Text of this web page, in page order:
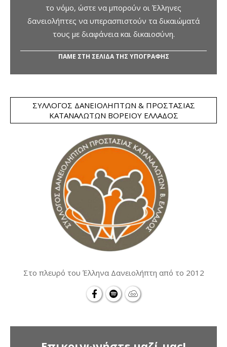
το νόμο, ώστε να μπορούν οι Έλληνες
δανειολήπτες να υπερασπιστούν τα δικαιώματά
τους με διαφάνεια και δικαιοσύνη.
ΠΑΜΕ ΣΤΗ ΣΕΛΙΔΑ ΤΗΣ ΥΠΟΓΡΑΦΗΣ
ΣΎΛΛΟΓΟΣ ΔΑΝΕΙΟΛΗΠΤΏΝ & ΠΡΟΣΤΑΣΊΑΣ
ΚΑΤΑΝΑΛΩΤΏΝ ΒΟΡΕΊΟΥ ΕΛΛΆΔΟΣ
Στο πλευρό του Έλληνα Δανειολήπτη από το 2012